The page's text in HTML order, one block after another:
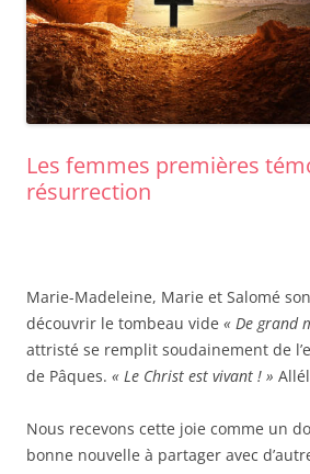
Les femmes premières
résurrection
Marie-Madeleine, Marie et Salomé
découvrir le tombeau vide « De grand
attristé se remplit soudainement de
de Pâques. « Le Christ est vivant ! »
Nous recevons cette joie comme un
bonne nouvelle à partager avec